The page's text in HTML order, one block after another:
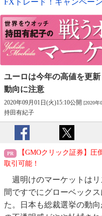
FXトレード！キャンペー
ユーロは今年の高値を更新
動向に注意
2020年09月01日(火)15:10公開 [2020年
持田有紀子
【GMOクリック証券】
取引可能！
週明けのマーケットはリ
間ですでにグローベック
た。日本も総裁選挙の動